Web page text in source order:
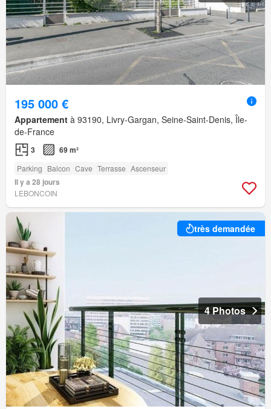
195 000 €
Appartement à 93190, Livry-Gargan, Seine-Saint-Denis, Île-
de-France
3 69 m²
Parking Balcon Cave Terrasse Ascenseur
Il y a 28 jours
LEBONCOIN
très demandée
4 Photos